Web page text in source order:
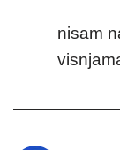
nisam